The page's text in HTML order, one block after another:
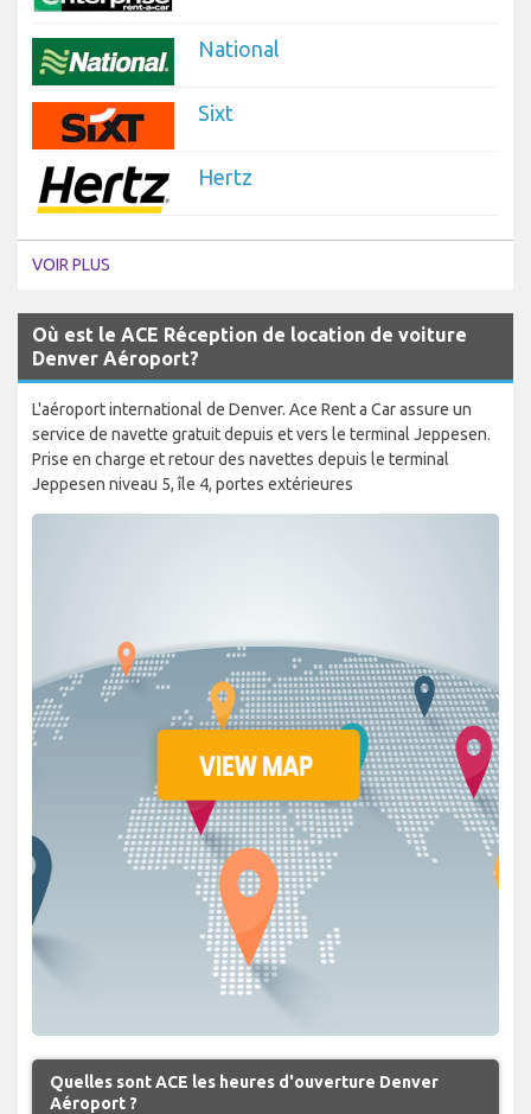
National
Sixt
Hertz
VOIR PLUS
Où est le ACE Réception de location de voiture
Denver Aéroport?
L'aéroport international de Denver. Ace Rent a Car assure un
service de navette gratuit depuis et vers le terminal Jeppesen.
Prise en charge et retour des navettes depuis le terminal
Jeppesen niveau 5, île 4, portes extérieures
Quelles sont ACE les heures d'ouverture Denver
Aéroport ?